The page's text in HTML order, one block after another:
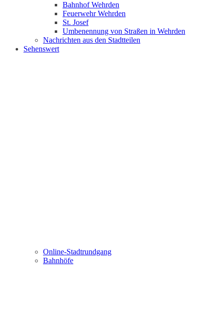
Bahnhof Wehrden
Feuerwehr Wehrden
St. Josef
Umbenennung von Straßen in Wehrden
Nachrichten aus den Stadtteilen
Sehenswert
Online-Stadtrundgang
Bahnhöfe